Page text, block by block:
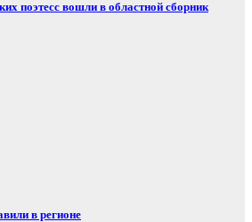
поэтесс вошли в областной сборник
в регионе